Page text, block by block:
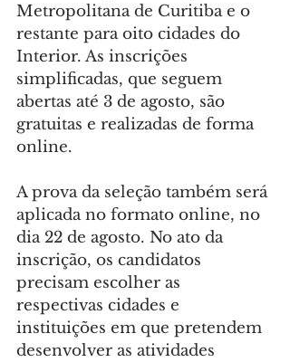
Metropolitana de Curitiba e o
restante para oito cidades do
Interior. As inscrições
simplificadas, que seguem
abertas até 3 de agosto, são
gratuitas e realizadas de forma
online.
A prova da seleção também será
aplicada no formato online, no
dia 22 de agosto. No ato da
inscrição, os candidatos
precisam escolher as
respectivas cidades e
instituições em que pretendem
desenvolver as atividades